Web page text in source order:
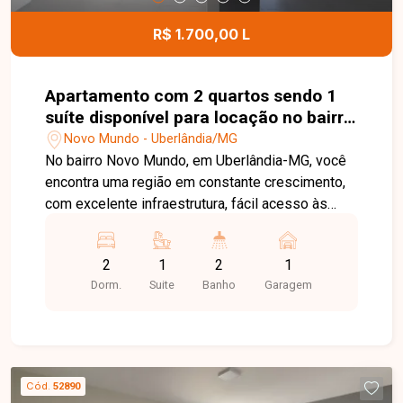
R$ 1.700,00 L
Apartamento com 2 quartos sendo 1
suíte disponível para locação no bairro
Novo Mundo em Uberlândia-MG
Novo Mundo - Uberlândia/MG
No bairro Novo Mundo, em Uberlândia-MG, você
encontra uma região em constante crescimento,
com excelente infraestrutura, fácil acesso às
supermercados, escolas, farmácias e diversos
comércios, proporcionando praticidade e
qualidade de vida. Apartamento novo, recém-
garagem. O imóvel oferece ambientes modernos,
bem distribuídos e excelente iluminação natural,
2
Dorm.
1
Suite
2
Banho
1
Garagem
Cód. 52890